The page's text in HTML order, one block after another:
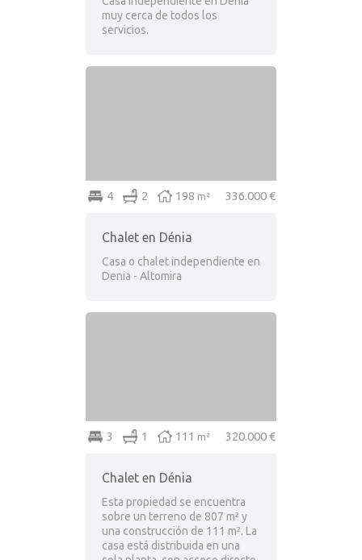
muy cerca de todos los
servicios.
4 2 198 m² 336.000 €
Chalet en Dénia
Casa o chalet independiente en
Denia - Altomira
3 1 111 m² 320.000 €
Chalet en Dénia
Esta propiedad se encuentra
sobre un terreno de 807 m² y
una construcción de 111 m². La
casa está distribuida en una